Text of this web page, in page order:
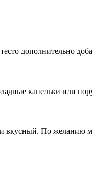
дополнительно
капельки или
По желанию